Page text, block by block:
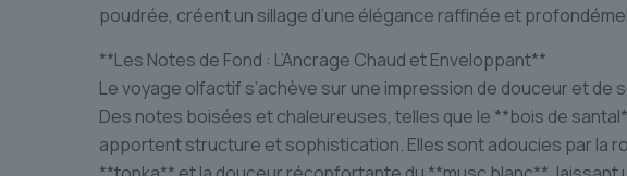
poudrée, créent un sillage d’une élégance raffinée et
**Les Notes de Fond : L’Ancrage Chaud et Enveloppant**
Le voyage olfactif s’achève sur une impression de douceur et de
Des notes boisées et chaleureuses, telles que le **bois de
apportent structure et sophistication. Elles sont adoucies par la